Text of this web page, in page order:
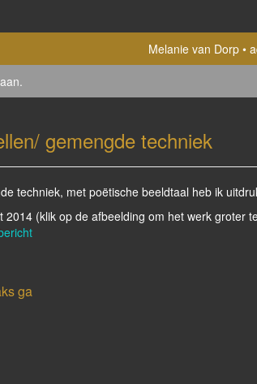
Melanie van Dorp
.
gemengde techniek
techniek, met poëtische beeldtaal heb ik
2014 (klik op de afbeelding om het werk groter
ga